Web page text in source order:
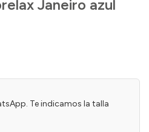
Janeiro azul
Te indicamos la talla